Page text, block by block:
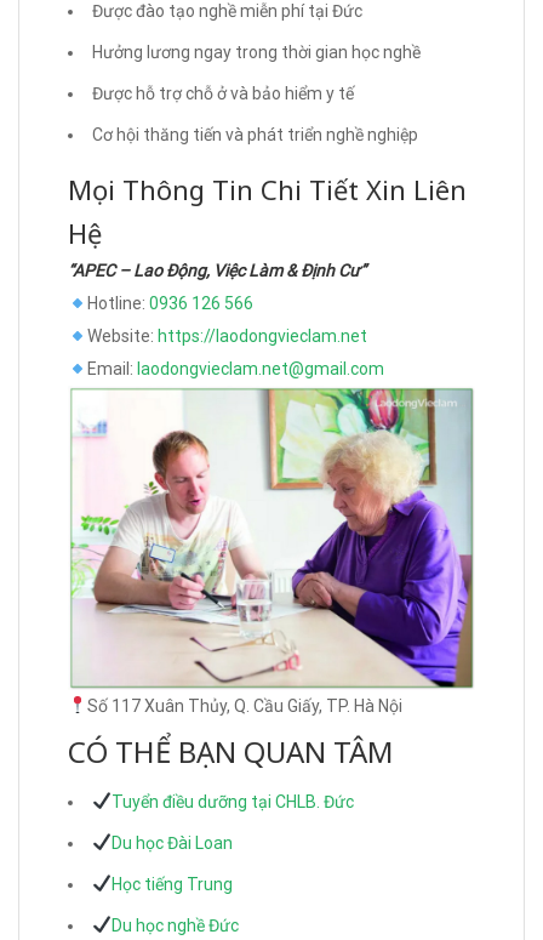
Được đào tạo nghề miễn phí tại Đức
Hưởng lương ngay trong thời gian học nghề
Được hỗ trợ chỗ ở và bảo hiểm y tế
Cơ hội thăng tiến và phát triển nghề nghiệp
Mọi Thông Tin Chi Tiết Xin Liên
Hệ
“APEC – Lao Động, Việc Làm & Định Cư”
Hotline: 0936 126 566
Website: https://laodongvieclam.net
Email: laodongvieclam.net@gmail.com
Số 117 Xuân Thủy, Q. Cầu Giấy, TP. Hà Nội
CÓ THỂ BẠN QUAN TÂM
Tuyển điều dưỡng tại CHLB. Đức
Du học Đài Loan
Học tiếng Trung
Du học nghề Đức